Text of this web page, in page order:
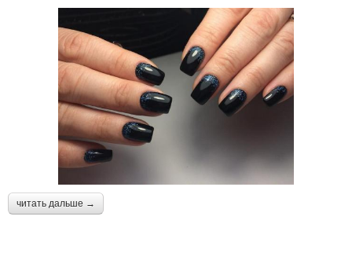
читать дальше →